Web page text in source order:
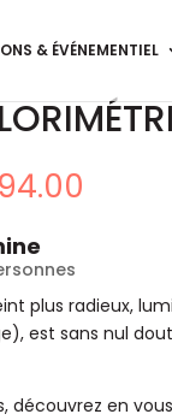
& ÉVÉNEMENTIEL
à
plus radieux,
est sans nul
découvrez en